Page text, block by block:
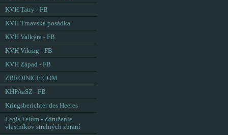
KVH Tatry - FB
KVH Trnavská posádka
KVH Valkýra - FB
KVH Viking - FB
KVH Západ - FB
ZBROJNICE.COM
KHPAaSZ - FB
Kriegsberichter des Heeres
Legis Telum - Združenie
vlastníkov strelných zbraní